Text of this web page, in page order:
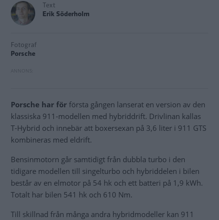
Text
Erik Söderholm
Fotograf
Porsche
Porsche har för första gången lanserat en version av den
klassiska 911-modellen med hybriddrift. Drivlinan kallas
T-Hybrid och innebär att boxersexan på 3,6 liter i 911 GTS
kombineras med eldrift.
Bensinmotorn går samtidigt från dubbla turbo i den
tidigare modellen till singelturbo och hybriddelen i bilen
består av en elmotor på 54 hk och ett batteri på 1,9 kWh.
Totalt har bilen 541 hk och 610 Nm.
Till skillnad från många andra hybridmodeller kan 911